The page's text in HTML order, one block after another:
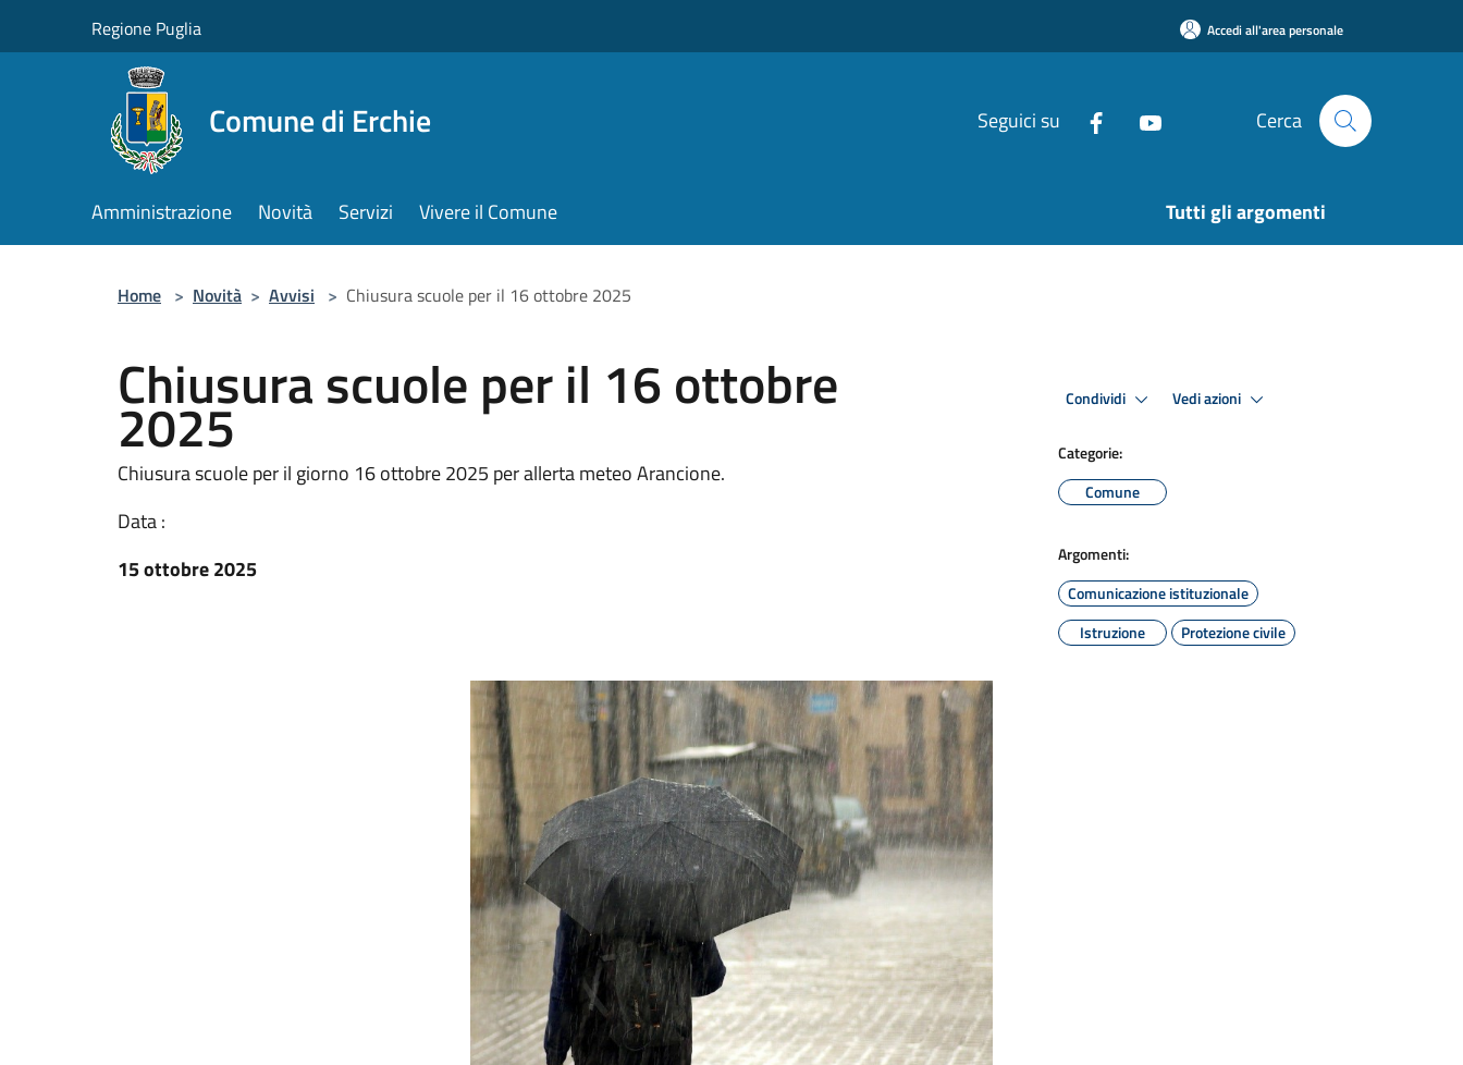
Regione Puglia Accedi all'area personale
Comune di Erchie Seguici su Cerca
Amministrazione Novità Servizi Vivere il Comune Tutti gli argomenti
Home > Novità > Avvisi > Chiusura scuole per il 16 ottobre 2025
Chiusura scuole per il 16 ottobre
2025
Chiusura scuole per il giorno 16 ottobre 2025 per allerta meteo Arancione.
Data :
15 ottobre 2025
Condividi Vedi azioni
Categorie:
Comune
Argomenti:
Comunicazione istituzionale
Istruzione
Protezione civile